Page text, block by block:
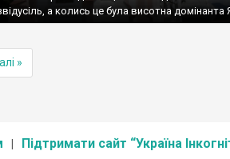
а колись це була висотна домінанта
»
Підтримати сайт “Україна